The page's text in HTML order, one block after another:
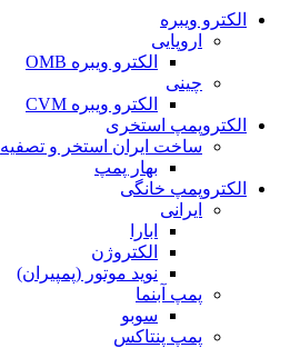
الکترو ویبره
اروپایی
الکترو ویبره OMB
چینی
الکترو ویبره CVM
الکتروپمپ استخری
ساخت ایران استخر و تصفیه
بهار پمپ
الکتروپمپ خانگی
ایرانی
ابارا
الکتروژن
نوید موتور (پمپیران)
پمپ آبنما
سوبو
پمپ پنتاکس